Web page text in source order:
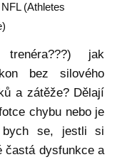
(Athletes
jak
bez silového
a zátěže? Dělají
chybu nebo je
bych se, jestli si
častá dysfunkce a